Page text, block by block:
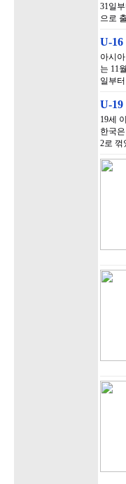
31일
으로
U-
아시
는 11
일부
U-
19세
한국
2로 꺾